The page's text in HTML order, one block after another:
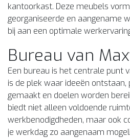
kantoorkast. Deze meubels
georganiseerde en aangename
bij aan een optimale
Bureau van
Een bureau is het centrale punt
is de plek waar ideeën ontstaan,
gemaakt en doelen worden
biedt niet alleen voldoende
werkbenodigdheden, maar ook
je werkdag zo aangenaam